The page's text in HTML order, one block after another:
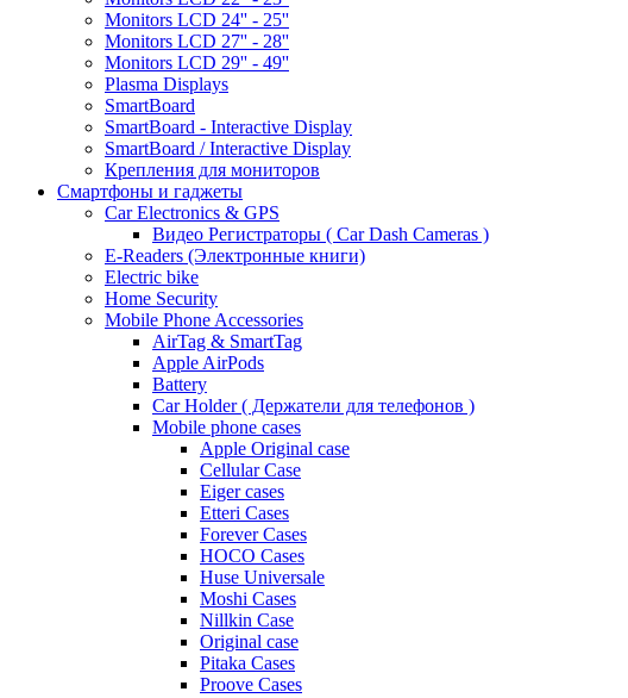
Monitors LCD 24'' - 25''
Monitors LCD 27'' - 28''
Monitors LCD 29'' - 49''
Plasma Displays
SmartBoard
SmartBoard - Interactive Display
SmartBoard / Interactive Display
Крепления для мониторов
Смартфоны и гаджеты
Car Electronics & GPS
Видео Регистраторы ( Car Dash Cameras )
E-Readers (Электронные книги)
Electric bike
Home Security
Mobile Phone Accessories
AirTag & SmartTag
Apple AirPods
Battery
Car Holder ( Держатели для телефонов )
Mobile phone cases
Apple Original case
Cellular Case
Eiger cases
Etteri Cases
Forever Cases
HOCO Cases
Huse Universale
Moshi Cases
Nillkin Case
Original case
Pitaka Cases
Proove Cases